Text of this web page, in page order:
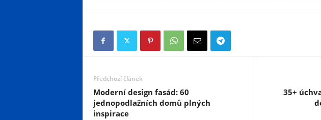
Předchozí článek
Moderní design fasád: 60
jednopodlažních domů plných
inspirace
35+